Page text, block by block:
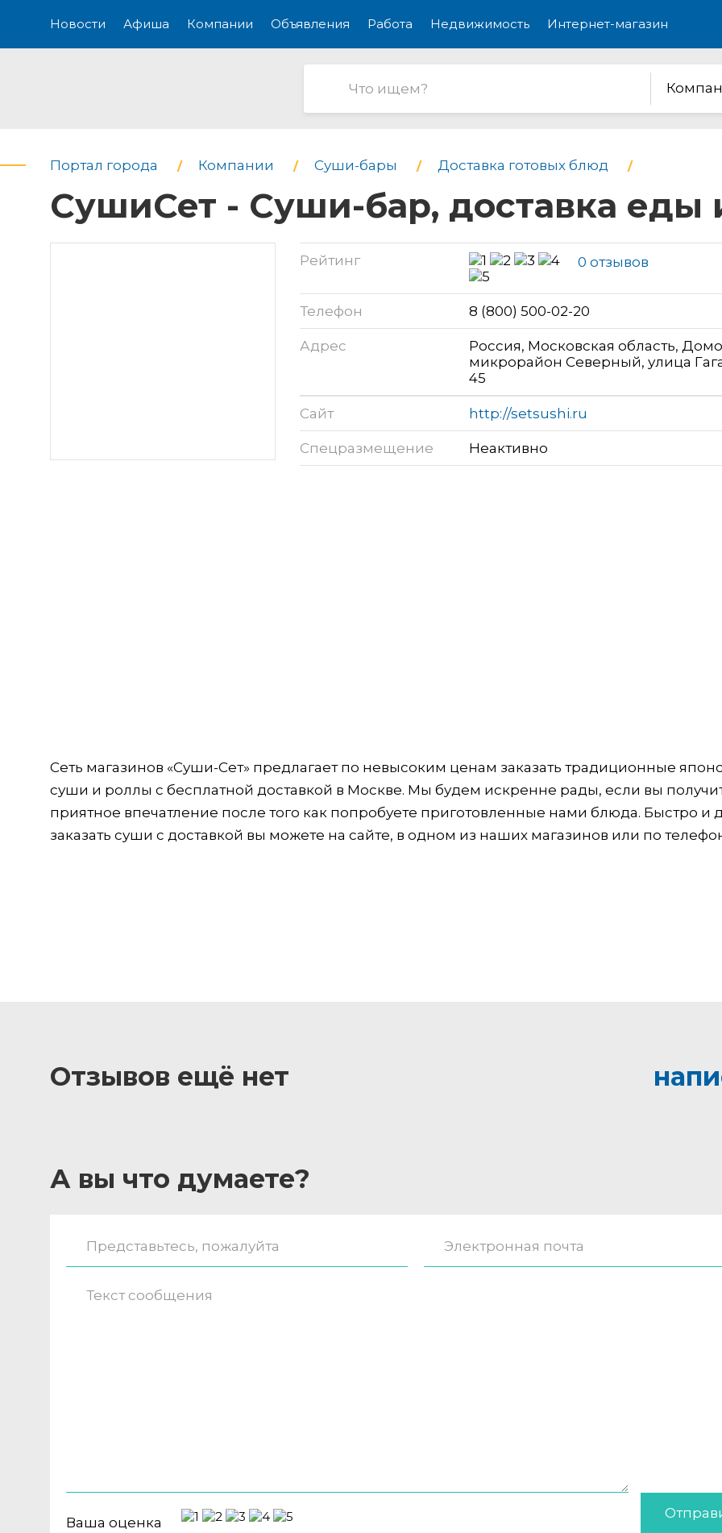
Новости Афиша Компании Объявления Работа Недвижимость Интернет-магазин
Портал города Компании Суши-бары Доставка готовых блюд
СушиСет - Суши-бар, доставка еды
Рейтинг 0 отзывов
Телефон 8 (800) 500-02-20
Адрес
Россия, Московская область,
микрорайон Северный, улица
45
Сайт http://setsushi.ru
Спецразмещение Неактивно
Сеть магазинов «Суши-Сет» предлагает по невысоким ценам заказать традиционные
суши и роллы с бесплатной доставкой в Москве. Мы будем искренне рады, если вы
приятное впечатление после того как попробуете приготовленные нами блюда. Быстро и
заказать суши с доставкой вы можете на сайте, в одном из наших магазинов или по
Отзывов ещё нет
А вы что думаете?
Ваша оценка